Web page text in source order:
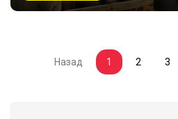
Назад 1 (current)
2 3